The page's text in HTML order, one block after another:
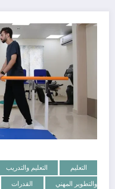
التعليم التعليم والتدريب
والتطوير المهني
القدرات